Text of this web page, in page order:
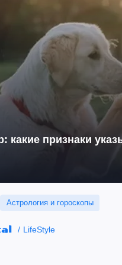
какие признаки
Астрология и гороскопы
LifeStyle